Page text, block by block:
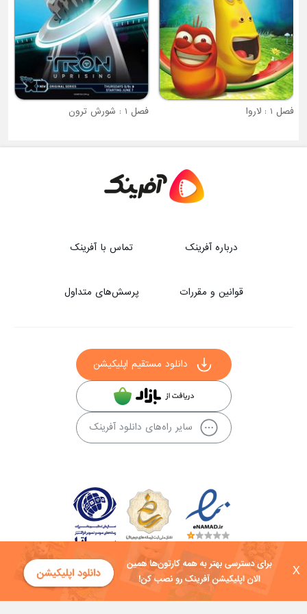
X
فصل 1 : لاروا فصل 1 : شورش ترون
درباره آفرینک تماس با آفرینک
قوانین و مقررات پرسش‌های متداول
دانلود مستقیم اپلیکیشن
سایر راه‌های دانلود آفرینک
کلیه حقوق این سایت به شرکت توسعه فناوی هفت آسمان توکان تعلق دارد و